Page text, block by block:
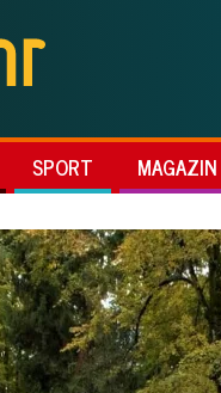
SPORT MAGAZIN